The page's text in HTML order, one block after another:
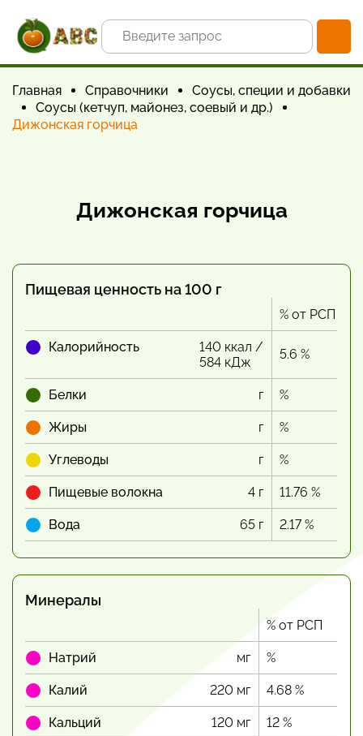
Главная Справочники
Соусы, специи и добавки
Соусы (кетчуп, майонез, соевый и др.)
Дижонская горчица
Дижонская горчица
Пищевая ценность на 100 г
% от РСП
Калорийность
140 ккал /
584 кДж
5.6 %
Белки г %
Жиры г %
Углеводы г %
Пищевые волокна 4 г 11.76 %
Вода 65 г 2.17 %
Минералы
% от РСП
Натрий мг %
Калий 220 мг 4.68 %
Кальций 120 мг 12 %